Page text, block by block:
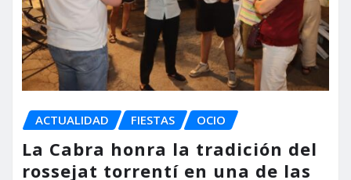
ACTUALIDAD FIESTAS OCIO
La Cabra honra la tradición del
rossejat torrentí en una de las